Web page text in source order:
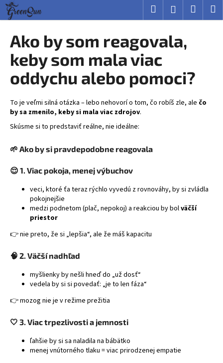
Prejsť
obsah
Hľadať Prihlásenie
Ako by som reagovala,
keby som mala viac
oddychu alebo pomoci?
To je veľmi silná otázka – lebo nehovorí o tom, čo robíš zle, ale čo
by sa zmenilo, keby si mala viac zdrojov.
Skúsme si to predstaviť reálne, nie ideálne:
🌱 Ako by si pravdepodobne reagovala
😌 1. Viac pokoja, menej výbuchov
veci, ktoré ťa teraz rýchlo vyvedú z rovnováhy, by si zvládla
pokojnejšie
medzi podnetom (plač, nepokoj) a reakciou by bolväčší
priestor
👉 nie preto, že si „lepšia“, ale že máš kapacitu
🧠 2. Väčší nadhľad
myšlienky by nešli hneď do „už dosť“
vedela by si si povedať: „je to len fáza“
👉 mozog nie je v režime prežitia
🤍 3. Viac trpezlivosti a jemnosti
ľahšie by si sa naladila na bábätko
menej vnútorného tlaku = viac prirodzenej empatie
K
o
Č
o
p
t
r
e
b
j
á
j
s
HĽADAŤ